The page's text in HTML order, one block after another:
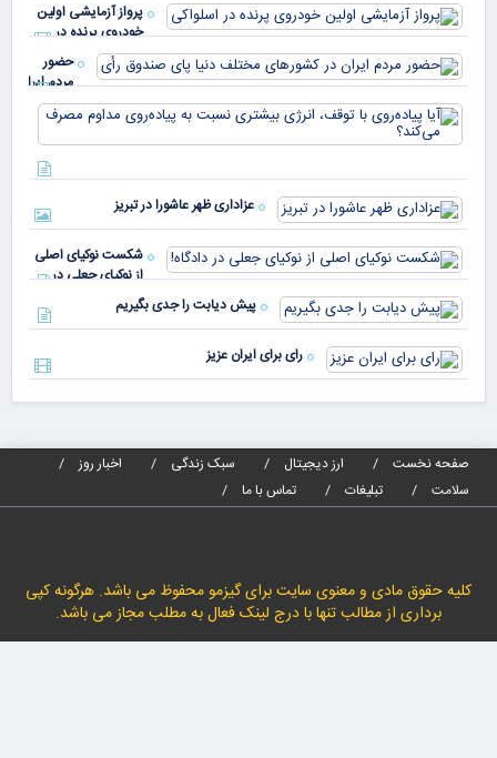
پرواز آزمایشی اولین
خودروی پرنده در
اسلواکی
حضور
مردم ایران
در
کشورهای
مختلف
دنیا پای
صندوق
عزاداری ظهر عاشورا در تبریز
شکست نوکیای اصلی
از نوکیای جعلی در
دادگاه!
پیش دیابت را جدی بگیریم
رای برای ایران عزیز
صفحه نخست ارز دیجیتال سبک زندگی
اخبار روز
سلامت
تبلیغات تماس با ما
کلیه حقوق مادی و معنوی سایت برای گیزمو محفوظ می باشد. هرگونه کپی
برداری از مطالب تنها با درج لینک فعال به مطلب مجاز می باشد.